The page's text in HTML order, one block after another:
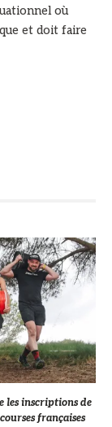
où
et doit faire
les inscriptions de
françaises